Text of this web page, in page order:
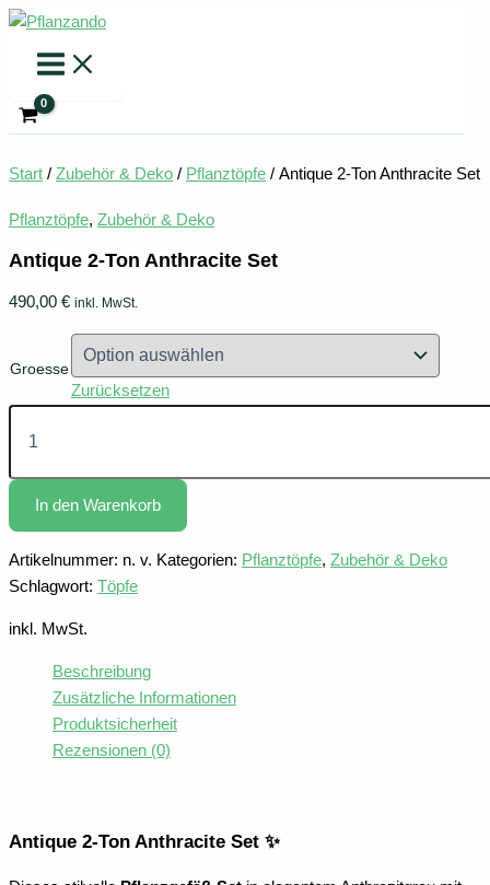
Zum
springen
Start / Zubehör & Deko / Pflanztöpfe / Antique 2-Ton Anthracite Set
Pflanztöpfe, Zubehör & Deko
Antique 2-Ton Anthracite Set
490,00 € inkl. MwSt.
Groesse
Zurücksetzen
Antique
Anthracite
Menge
In den Warenkorb
Artikelnummer: n. v. Kategorien: Pflanztöpfe, Zubehör & Deko
Schlagwort: Töpfe
inkl. MwSt.
Beschreibung
Zusätzliche Informationen
Produktsicherheit
Rezensionen (0)
Antique 2-Ton Anthracite Set ✨